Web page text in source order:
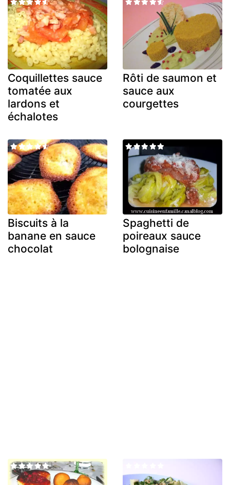
Coquillettes sauce
tomatée aux
lardons et
échalotes
Rôti de saumon et
sauce aux
courgettes
Biscuits à la
banane en sauce
chocolat
Spaghetti de
poireaux sauce
bolognaise